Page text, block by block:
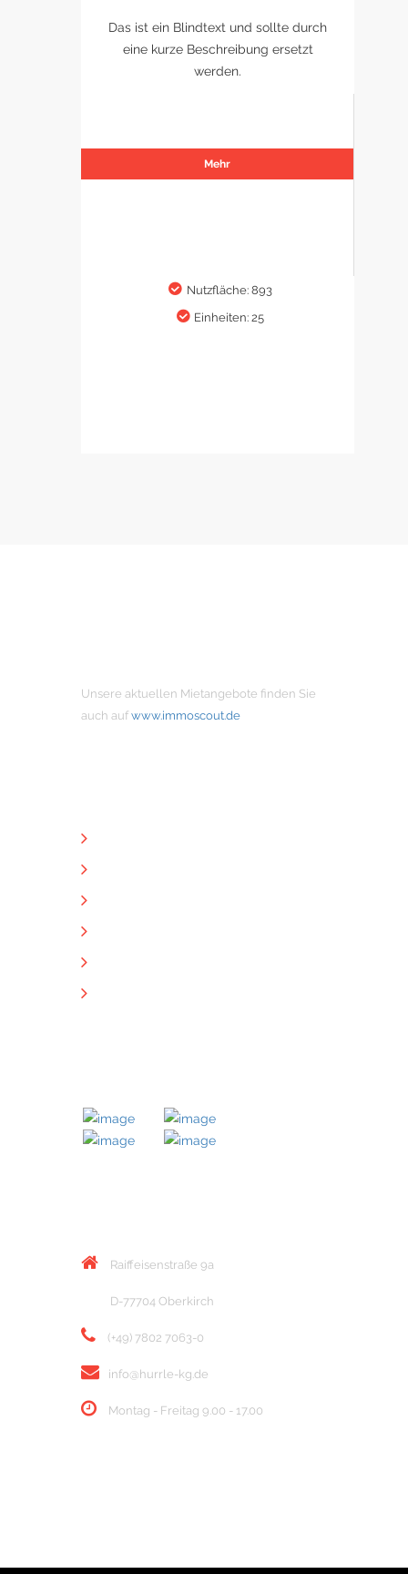
Das ist ein Blindtext und sollte durch
eine kurze Beschreibung ersetzt
werden.
Mehr
Nutzfläche: 893
Einheiten: 25
Unsere aktuellen Mietangebote finden Sie
auch auf www.immoscout.de
Raiffeisenstraße 9a
D-77704 Oberkirch
(+49) 7802 7063-0
info@hurrle-kg.de
Montag - Freitag 9.00 - 17.00